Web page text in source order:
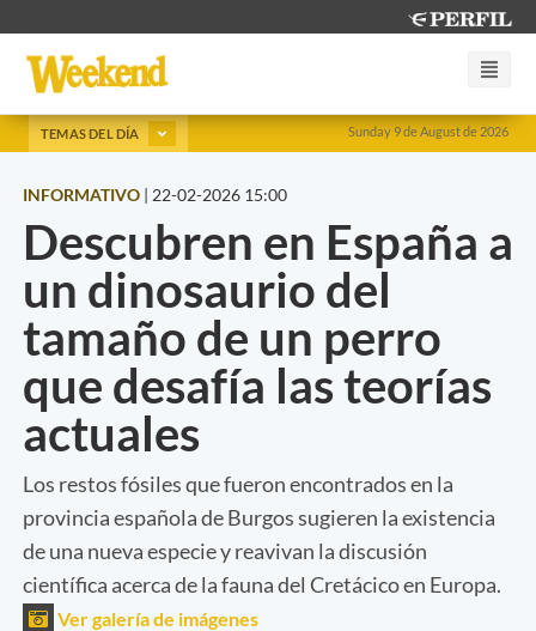
Sunday 9 de August de 2026
TEMAS DEL DÍA
INFORMATIVO | 22-02-2026 15:00
Descubren en España a
un dinosaurio del
tamaño de un perro
que desafía las teorías
actuales
Los restos fósiles que fueron encontrados en la
provincia española de Burgos sugieren la existencia
de una nueva especie y reavivan la discusión
científica acerca de la fauna del Cretácico en Europa.
Ver galería de imágenes